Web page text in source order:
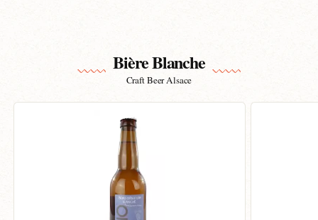
Bière Blanche
Craft Beer Alsace